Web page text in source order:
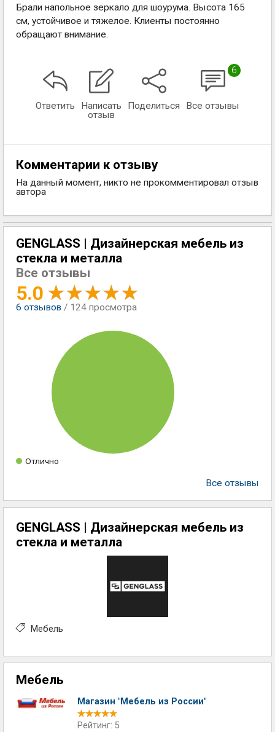
Брали напольное зеркало для шоурума. Высота 165
см, устойчивое и тяжелое. Клиенты постоянно
обращают внимание.
Ответить
Написать
отзыв
Поделиться
6
Все отзывы
Комментарии к отзыву
На данный момент, никто не прокомментировал отзыв
автора
GENGLASS | Дизайнерская мебель из
стекла и металла
Все отзывы
5.0
6 отзывов / 124 просмотра
Отлично
Все отзывы
GENGLASS | Дизайнерская мебель из
стекла и металла
Мебель
Мебель
Магазин "Мебель из России"
Рейтинг: 5